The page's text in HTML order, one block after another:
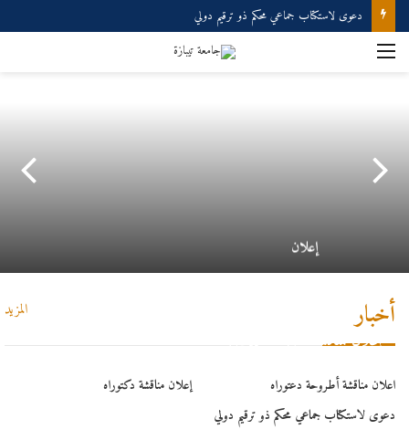
دعوى لاستكتاب جماعي محكم ذو ترقيم دولي
إعلان
أخبار المزيد
إعلان لمناقشة أطروحة الدكتوراه
اعلان مناقشة أطروحة دعتوراه
إعلان مناقشة دكتوراه
دعوى لاستكتاب جماعي محكم ذو ترقيم دولي